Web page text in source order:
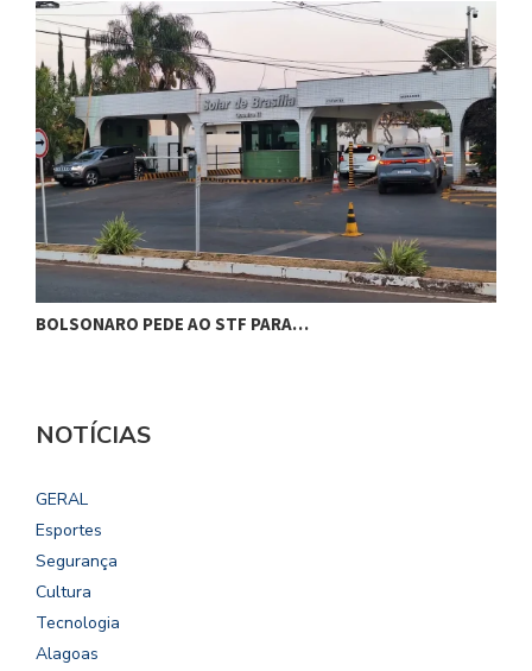
BOLSONARO PEDE AO STF PARA…
NOTÍCIAS
GERAL
Esportes
Segurança
Cultura
Tecnologia
Alagoas